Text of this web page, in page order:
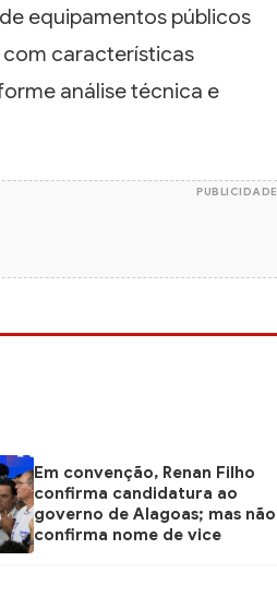
equipamentos públicos
com características
análise técnica e
PUBLICIDADE
Em convenção, Renan Filho
confirma candidatura ao
governo de Alagoas; mas não
confirma nome de vice